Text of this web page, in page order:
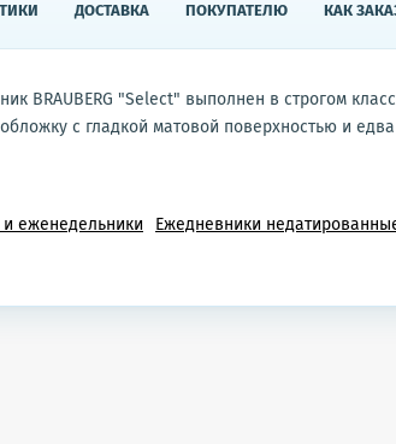
ДОСТАВКА ПОКУПАТЕЛЮ КАК
BRAUBERG "Select" выполнен в строгом
с гладкой матовой поверхностью и
еженедельники Ежедневники